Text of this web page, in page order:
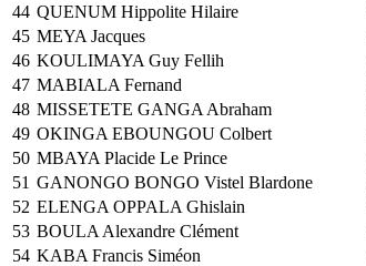
44 QUENUM Hippolite Hilaire
45 MEYA Jacques
46 KOULIMAYA Guy Fellih
47 MABIALA Fernand
48 MISSETETE GANGA Abraham
49 OKINGA EBOUNGOU Colbert
50 MBAYA Placide Le Prince
51 GANONGO BONGO Vistel Blardone
52 ELENGA OPPALA Ghislain
53 BOULA Alexandre Clément
54 KABA Francis Siméon